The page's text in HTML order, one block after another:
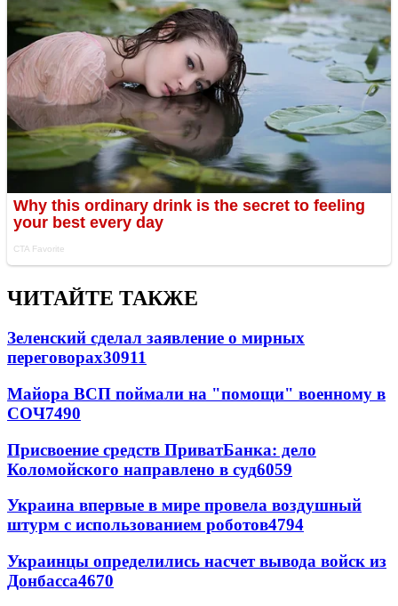
ЧИТАЙТЕ ТАКЖЕ
Зеленский сделал заявление о мирных
переговорах30911
Майора ВСП поймали на "помощи" военному в
СОЧ7490
Присвоение средств ПриватБанка: дело
Коломойского направлено в суд6059
Украина впервые в мире провела воздушный
штурм с использованием роботов4794
Украинцы определились насчет вывода войск из
Донбасса4670